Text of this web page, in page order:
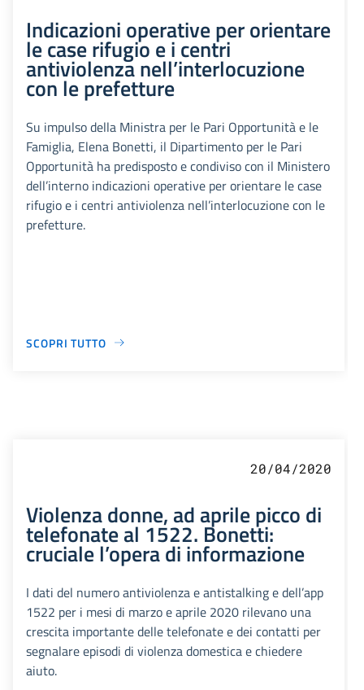
Indicazioni operative per orientare
le case rifugio e i centri
antiviolenza nell’interlocuzione
con le prefetture
Su impulso della Ministra per le Pari Opportunità e le
Famiglia, Elena Bonetti, il Dipartimento per le Pari
Opportunità ha predisposto e condiviso con il Ministero
dell’interno indicazioni operative per orientare le case
rifugio e i centri antiviolenza nell’interlocuzione con le
prefetture.
SCOPRI TUTTO
20/04/2020
Violenza donne, ad aprile picco di
telefonate al 1522. Bonetti:
cruciale l’opera di informazione
I dati del numero antiviolenza e antistalking e dell’app
1522 per i mesi di marzo e aprile 2020 rilevano una
crescita importante delle telefonate e dei contatti per
segnalare episodi di violenza domestica e chiedere
aiuto.